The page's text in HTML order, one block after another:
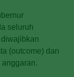
seluruh
(outcome) dan